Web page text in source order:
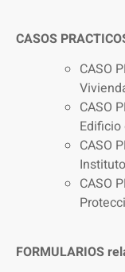
CASOS
CASO
CASO
CASO
CASO
FORMULARIOS